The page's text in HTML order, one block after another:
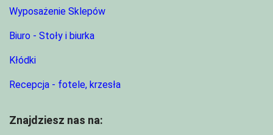
Wyposażenie Sklepów
Biuro - Stoły i biurka
Kłódki
Recepcja - fotele, krzesła
Znajdziesz nas na: